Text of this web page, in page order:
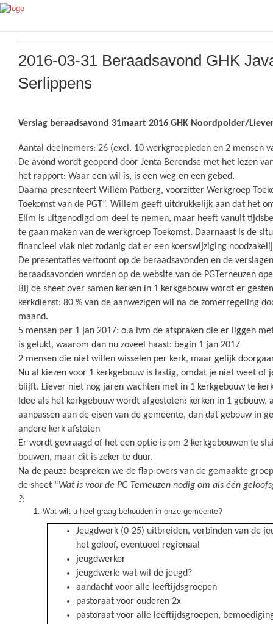
2016-03-31 Beraadsavond GHK
Serlippens
Verslag beraadsavond 31maart 2016 GHK Noordpolder/
Aantal deelnemers: 26 (excl. 10 werkgroepleden en 2 mensen
De avond wordt geopend door Jenta Berendse met het lezen
het rapport: Waar een wil is, is een weg en een gebed.
Daarna presenteert Willem Patberg, voorzitter Werkgroep
Toekomst van de PGT”. Willem geeft uitdrukkelijk aan dat het
Elim is uitgenodigd om deel te nemen, maar heeft vanuit
te gaan maken van de werkgroep Toekomst. Daarnaast is de
financieel vlak niet zodanig dat er een koerswijziging
De presentaties vertoont op de beraadsavonden en de
beraadsavonden worden op de website van de PGTerneuzen
Bij de sheet over samen kerken in 1 kerkgebouw wordt er
kerkdienst: 80 % van de aanwezigen wil na de zomerregeling
maand.
5 mensen per 1 jan 2017: o.a ivm de afspraken die er liggen
is gelukt, waarom dan nu zoveel haast: begin 1 jan 2017
2 mensen die niet willen wisselen per kerk, maar gelijk
Nu al kiezen voor 1 kerkgebouw is lastig, omdat je niet weet of
blijft. Liever niet nog jaren wachten met in 1 kerkgebouw te
Idee als het kerkgebouw wordt afgestoten: kerken in 1
aanpassen aan de eisen van de gemeente, dan dat gebouw in
andere kerk afstoten
Er wordt gevraagd of het een optie is om 2 kerkgebouwen te
bouwen, maar dit is zeker te duur.
Na de pauze bespreken we de flap-overs van de gemaakte
de sheet “Wat is voor de PG Terneuzen nodig om als één
?:
Wat wilt u heel graag behouden in onze gemeente?
Jeugdwerk (0-25) uitbreiden, verbinden van de
het geloof, eventueel regionaal
jeugdwerker
jeugdwerk: wat wil de jeugd?
aandacht voor alle leeftijdsgroepen
pastoraat voor ouderen 2x
pastoraat voor alle leeftijdsgroepen,